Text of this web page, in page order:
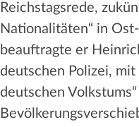
Reichstagsrede,
Nationalitäten“ in
beauftragte er
deutschen Polizei,
deutschen